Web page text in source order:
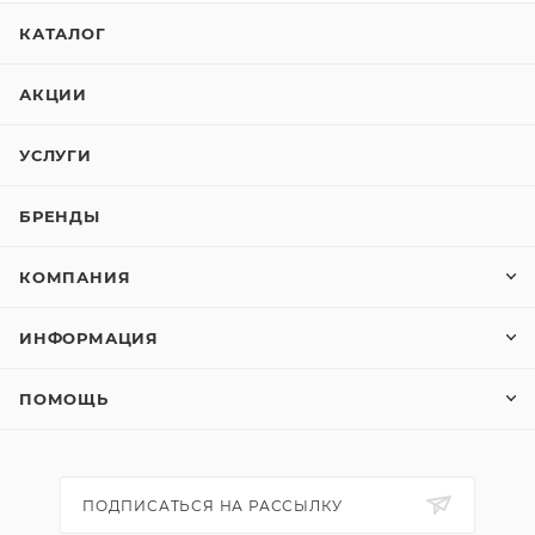
КАТАЛОГ
АКЦИИ
УСЛУГИ
БРЕНДЫ
КОМПАНИЯ
ИНФОРМАЦИЯ
ПОМОЩЬ
ПОДПИСАТЬСЯ НА РАССЫЛКУ